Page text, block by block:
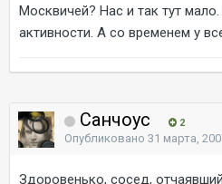
Москвичей? Нас и так тут
активности. А со временем у
Санчоус 2
Опубликовано 31 марта,
Здоровенько, сосед,